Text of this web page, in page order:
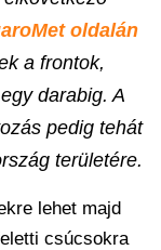
oldalán
a frontok,
darabig. A
pedig tehát
területére.
lehet majd
csúcsokra